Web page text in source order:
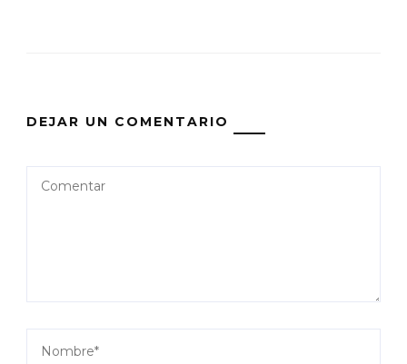
DEJAR UN COMENTARIO